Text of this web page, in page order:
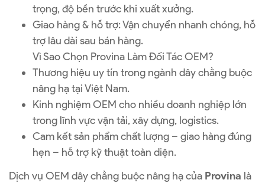
trọng, độ bền trước khi xuất xưởng.
Giao hàng & hỗ trợ: Vận chuyển nhanh chóng, hỗ
trợ lâu dài sau bán hàng.
Vì Sao Chọn Provina Làm Đối Tác OEM?
Thương hiệu uy tín trong ngành dây chằng buộc
nâng hạ tại Việt Nam.
Kinh nghiệm OEM cho nhiều doanh nghiệp lớn
trong lĩnh vực vận tải, xây dựng, logistics.
Cam kết sản phẩm chất lượng – giao hàng đúng
hẹn – hỗ trợ kỹ thuật toàn diện.
Dịch vụ OEM dây chằng buộc nâng hạ của Provina là